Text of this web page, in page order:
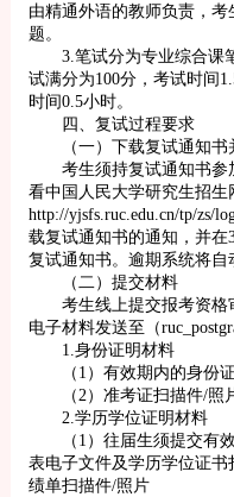
由精通外语的教师负责，
题。
3.笔试分为专业综合课
试满分为100分，考试时间
时间0.5小时。
四、复试过程要求
（一）下载复试通知书
考生须持复试通知书参
看中国人民大学研究生招生
http://yjsfs.ruc.edu.cn/tp/zs/
载复试通知书的通知，并在
复试通知书。逾期系统将自
（二）提交材料
考生线上提交报考资格
电子材料发送至（
1.身份证明材料
（1）有效期内的身份证
（2）准考证扫描件/照
2.学历学位证明材料
（1）往届生须提交有效
表电子文件及学历学位证
绩单扫描件/照片